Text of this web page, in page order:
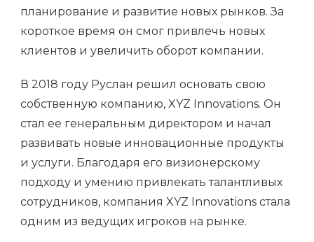
планирование и развитие новых рынков. За
короткое время он смог привлечь новых
клиентов и увеличить оборот компании.
В 2018 году Руслан решил основать свою
собственную компанию, XYZ Innovations. Он
стал ее генеральным директором и начал
развивать новые инновационные продукты
и услуги. Благодаря его визионерскому
подходу и умению привлекать талантливых
сотрудников, компания XYZ Innovations стала
одним из ведущих игроков на рынке.